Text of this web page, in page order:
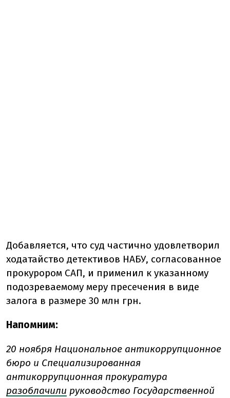
Добавляется, что суд частично удовлетворил
ходатайство детективов НАБУ, согласованное
прокурором САП, и применил к указанному
подозреваемому меру пресечения в виде
залога в размере 30 млн грн.
Напомним:
20 ноября Национальное антикоррупционное
бюро и Специализированная
антикоррупционная прокуратура
разоблачили руководство Государственной